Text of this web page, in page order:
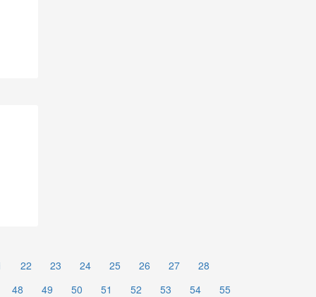
22 23 24 25 26 27
28
48 49 50 51 52 53 54
55